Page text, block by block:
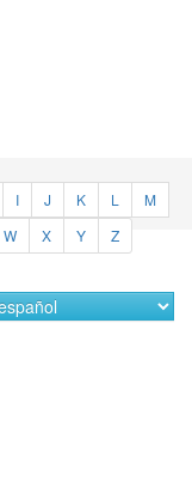
I J K L
M
W X Y Z